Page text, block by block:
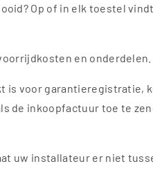
Op of in elk toestel
en
voor garantieregistratie,
de inkoopfactuur toe te
uw installateur er niet